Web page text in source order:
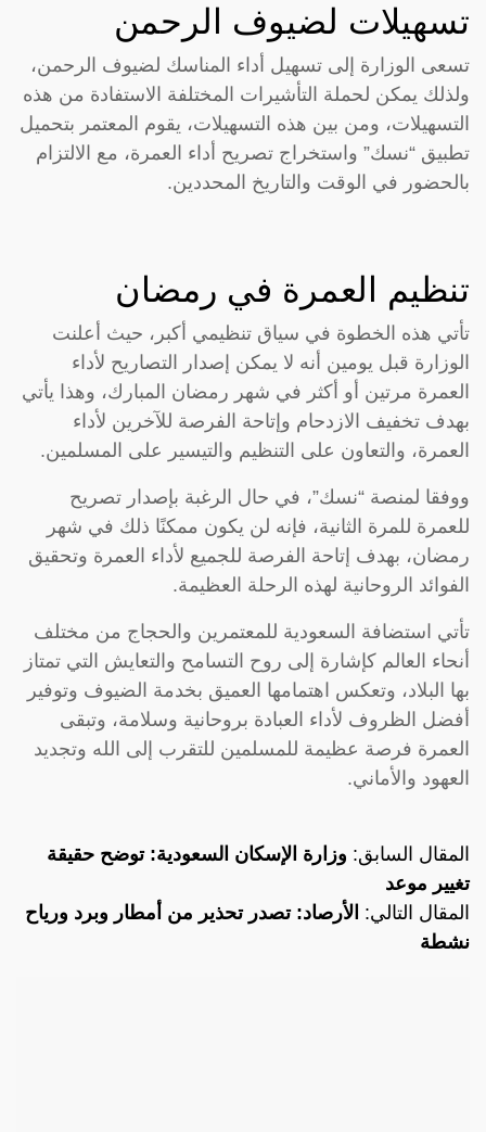
تسهيلات لضيوف الرحمن
تسعى الوزارة إلى تسهيل أداء المناسك لضيوف الرحمن،
ولذلك يمكن لحملة التأشيرات المختلفة الاستفادة من هذه
التسهيلات، ومن بين هذه التسهيلات، يقوم المعتمر بتحميل
تطبيق “نسك” واستخراج تصريح أداء العمرة، مع الالتزام
بالحضور في الوقت والتاريخ المحددين.
تنظيم العمرة في رمضان
تأتي هذه الخطوة في سياق تنظيمي أكبر، حيث أعلنت
الوزارة قبل يومين أنه لا يمكن إصدار التصاريح لأداء
العمرة مرتين أو أكثر في شهر رمضان المبارك، وهذا يأتي
بهدف تخفيف الازدحام وإتاحة الفرصة للآخرين لأداء
العمرة، والتعاون على التنظيم والتيسير على المسلمين.
ووفقا لمنصة “نسك”، في حال الرغبة بإصدار تصريح
للعمرة للمرة الثانية، فإنه لن يكون ممكنًا ذلك في شهر
رمضان، بهدف إتاحة الفرصة للجميع لأداء العمرة وتحقيق
الفوائد الروحانية لهذه الرحلة العظيمة.
تأتي استضافة السعودية للمعتمرين والحجاج من مختلف
أنحاء العالم كإشارة إلى روح التسامح والتعايش التي تمتاز
بها البلاد، وتعكس اهتمامها العميق بخدمة الضيوف وتوفير
أفضل الظروف لأداء العبادة بروحانية وسلامة، وتبقى
العمرة فرصة عظيمة للمسلمين للتقرب إلى الله وتجديد
العهود والأماني.
المقال السابق: وزارة الإسكان السعودية: توضح حقيقة
تغيير موعد
المقال التالي: الأرصاد: تصدر تحذير من أمطار وبرد ورياح
نشطة